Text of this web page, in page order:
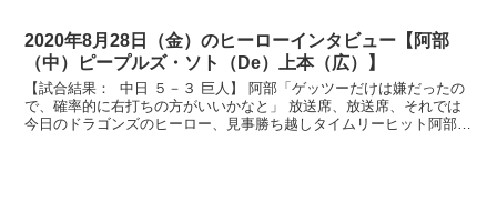
2020年8月28日（金）のヒーローインタビュー【阿部
（中）ピープルズ・ソト（De）上本（広）】
【試合結果： 中日 ５－３ 巨人】 阿部「ゲッツーだけは嫌だったの
で、確率的に右打ちの方がいいかなと」 放送席、放送席、それでは
今日のドラゴンズのヒーロー、見事勝ち越しタイムリーヒット阿部選